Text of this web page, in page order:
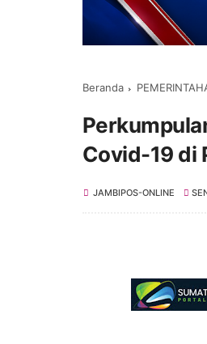
Beranda
Covid-19 di
JAMBIPOS-ONLINE